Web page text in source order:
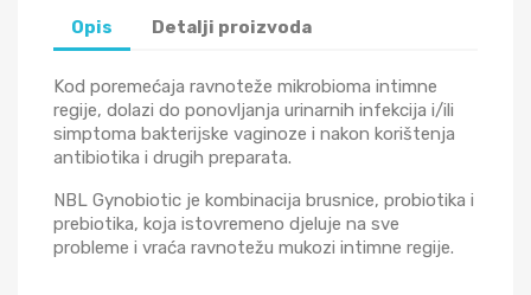
Opis Detalji proizvoda
Kod poremećaja ravnoteže mikrobioma intimne
regije, dolazi do ponovljanja urinarnih infekcija i/ili
simptoma bakterijske vaginoze i nakon korištenja
antibiotika i drugih preparata.
NBL Gynobiotic je kombinacija brusnice, probiotika i
prebiotika, koja istovremeno djeluje na sve
probleme i vraća ravnotežu mukozi intimne regije.